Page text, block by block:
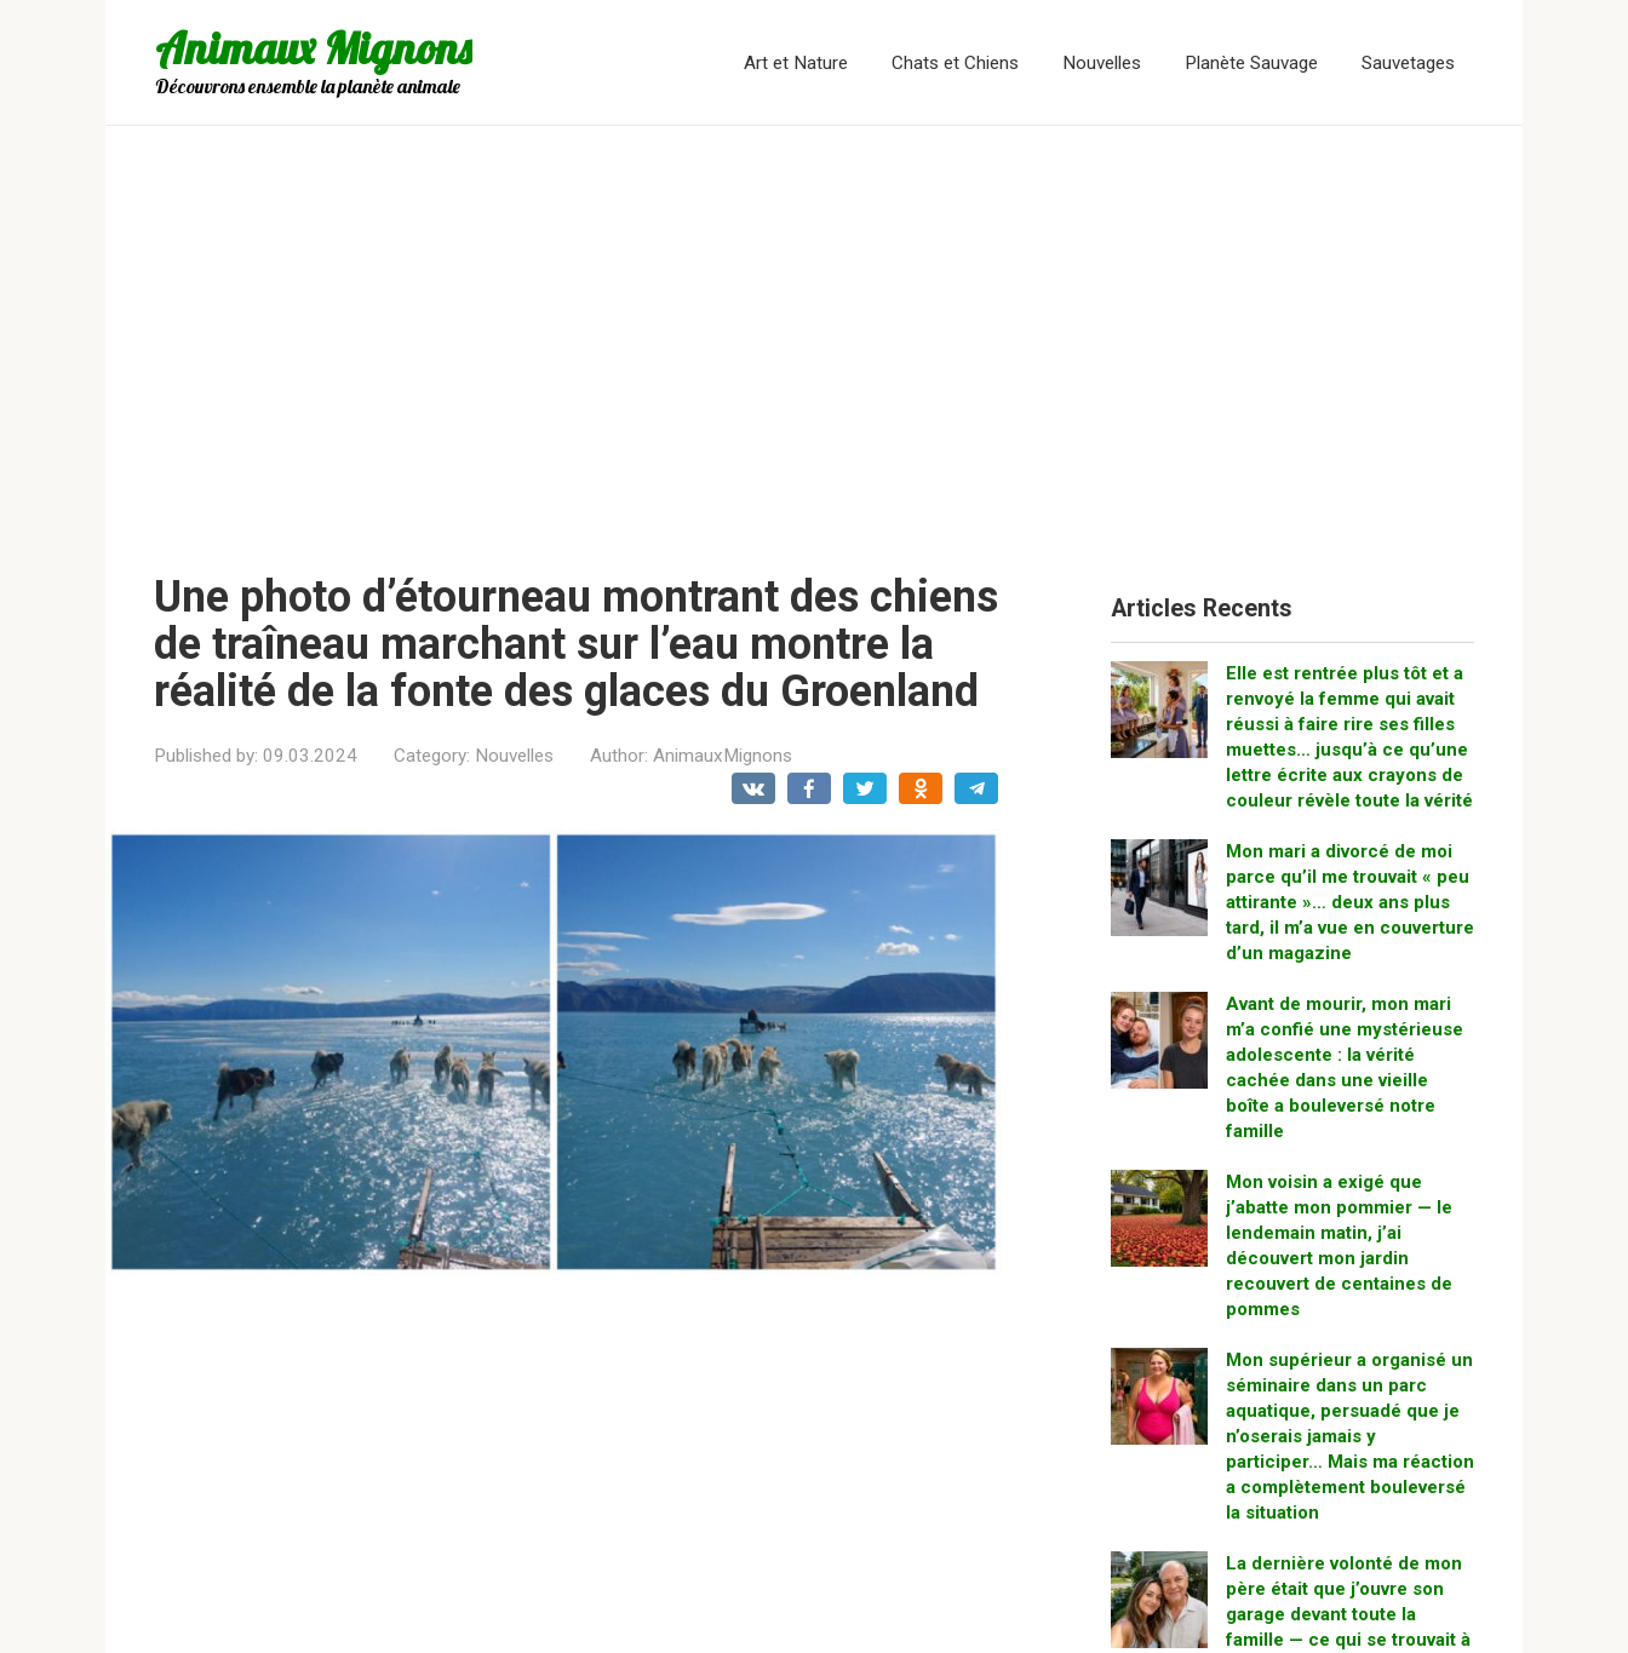
Animaux Mignons
Découvrons ensemble la planète animale
Art et Nature Chats et Chiens Nouvelles Planète Sauvage Sauvetages
Une photo d’étourneau montrant des chiens
de traîneau marchant sur l’eau montre la
réalité de la fonte des glaces du Groenland
Published by: 09.03.2024 Category: Nouvelles Author: AnimauxMignons
Articles Recents
Elle est rentrée plus tôt et a
renvoyé la femme qui avait
réussi à faire rire ses filles
muettes… jusqu’à ce qu’une
lettre écrite aux crayons de
couleur révèle toute la vérité
Mon mari a divorcé de moi
parce qu’il me trouvait « peu
attirante »… deux ans plus
tard, il m’a vue en couverture
d’un magazine
Avant de mourir, mon mari
m’a confié une mystérieuse
adolescente : la vérité
cachée dans une vieille
boîte a bouleversé notre
famille
Mon voisin a exigé que
j’abatte mon pommier — le
lendemain matin, j’ai
découvert mon jardin
recouvert de centaines de
pommes
Mon supérieur a organisé un
séminaire dans un parc
aquatique, persuadé que je
n’oserais jamais y
participer… Mais ma réaction
a complètement bouleversé
la situation
La dernière volonté de mon
père était que j’ouvre son
garage devant toute la
famille — ce qui se trouvait à